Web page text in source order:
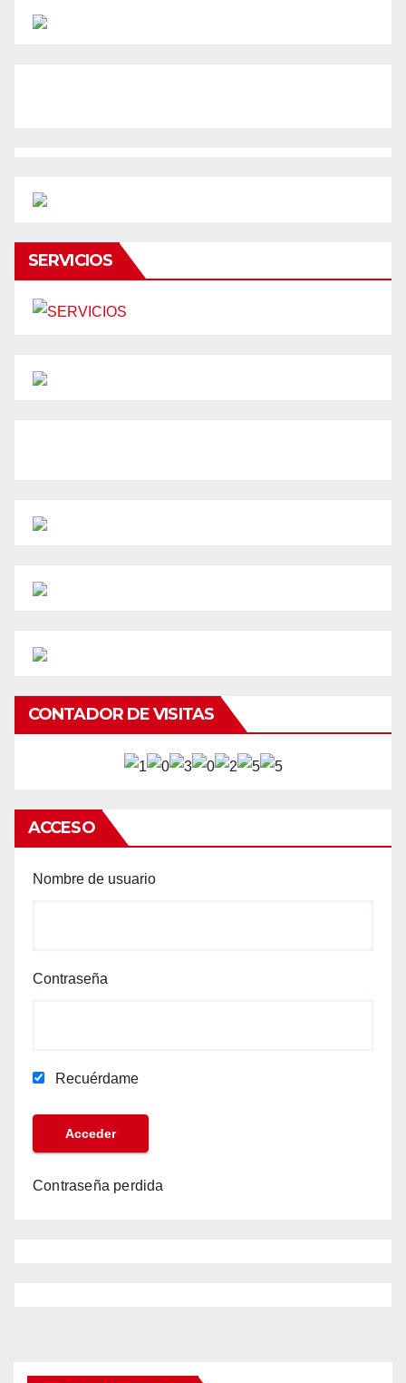
SERVICIOS
CONTADOR DE VISITAS
ACCESO
Nombre de usuario
Contraseña
Recuérdame
Contraseña perdida